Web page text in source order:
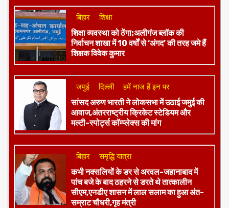
बिहार शिक्षा
शिक्षा व्यवस्था को ठेंगा:अलीगंज ब्लॉक की
निर्वाचन शाखा में 10 वर्षों से ‘अंगद’ की तरह जमे हैं
शिक्षक विवेक कुमार
जमुई दिल्ली हमें नाज हैं इन पर
​सांसद अरुण भारती ने लोकसभा में उठाई जमुई की
आवाज,अंतरराष्ट्रीय क्रिकेट स्टेडियम और
मल्टी-स्पोर्ट्स कॉम्प्लेक्स की मांग
बिहार समृद्धि यात्रा
कभी नक्सलियों के डर से अरवल-जहानाबाद में
पांच बजे के बाद ठहरने से डरते थे तात्कालीन
सीएम,एनडीए शासन में लाल सलाम का हुआ अंत-
सम्राट चौधरी,गृह मंत्री